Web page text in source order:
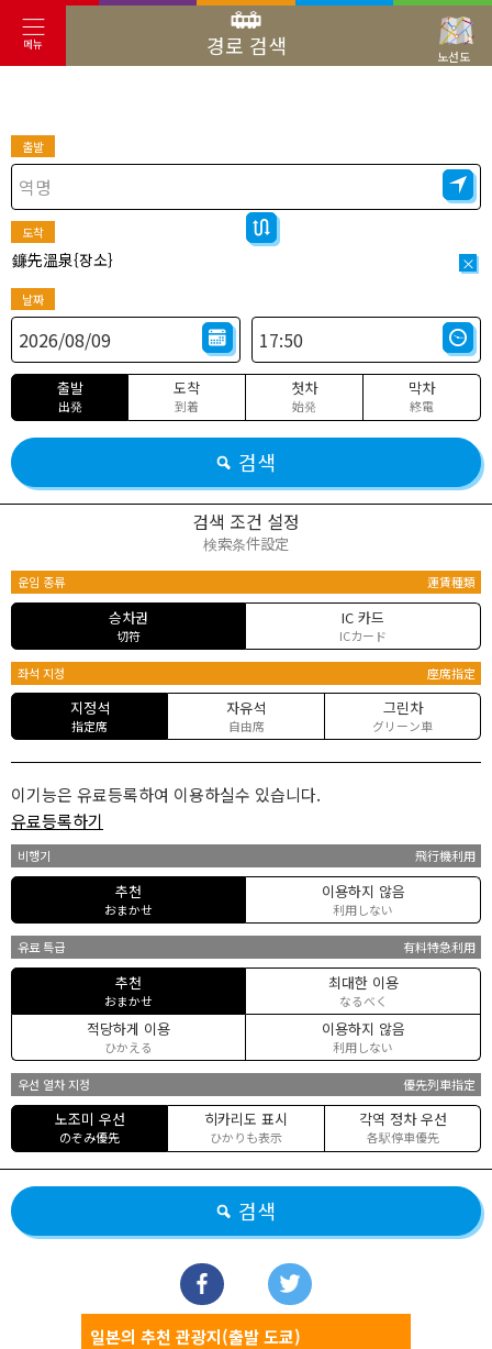
메뉴 경로 검색 노선도
출발
도착
鐮先溫泉{장소} ×
날짜
출발
出発
도착
到着
첫차
始発
막차
終電
검색
검색 조건 설정
検索条件設定
운임 종류 運賃種類
승차권
切符
IC 카드
ICカード
좌석 지정 座席指定
지정석
指定席
자유석
自由席
그린차
グリーン車
이기능은 유료등록하여 이용하실수 있습니다.
유료등록하기
비행기 飛行機利用
추천
おまかせ
이용하지 않음
利用しない
유료 특급 有料特急利用
추천
おまかせ
최대한 이용
なるべく
적당하게 이용
ひかえる
이용하지 않음
利用しない
우선 열차 지정 優先列車指定
노조미 우선
のぞみ優先
히카리도 표시
ひかりも表示
각역 정차 우선
各駅停車優先
검색
일본의 추천 관광지(출발 도쿄)